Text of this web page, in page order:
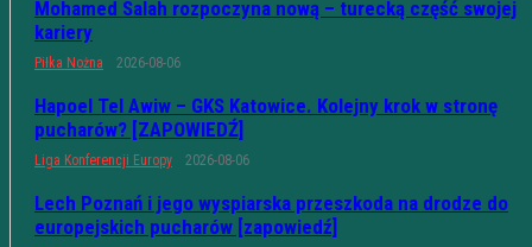
Mohamed Salah rozpoczyna nową – turecką część swojej
kariery
Piłka Nożna 2026-08-06
Hapoel Tel Awiw – GKS Katowice. Kolejny krok w stronę
pucharów? [ZAPOWIEDŹ]
Liga Konferencji Europy 2026-08-06
Lech Poznań i jego wyspiarska przeszkoda na drodze do
europejskich pucharów [zapowiedź]